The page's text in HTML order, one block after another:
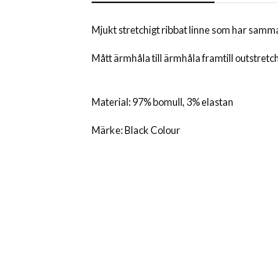
Mjukt stretchigt ribbat linne som har
Mått ärmhåla till ärmhåla framtill
Material: 97% bomull, 3% elastan
Märke: Black Colour